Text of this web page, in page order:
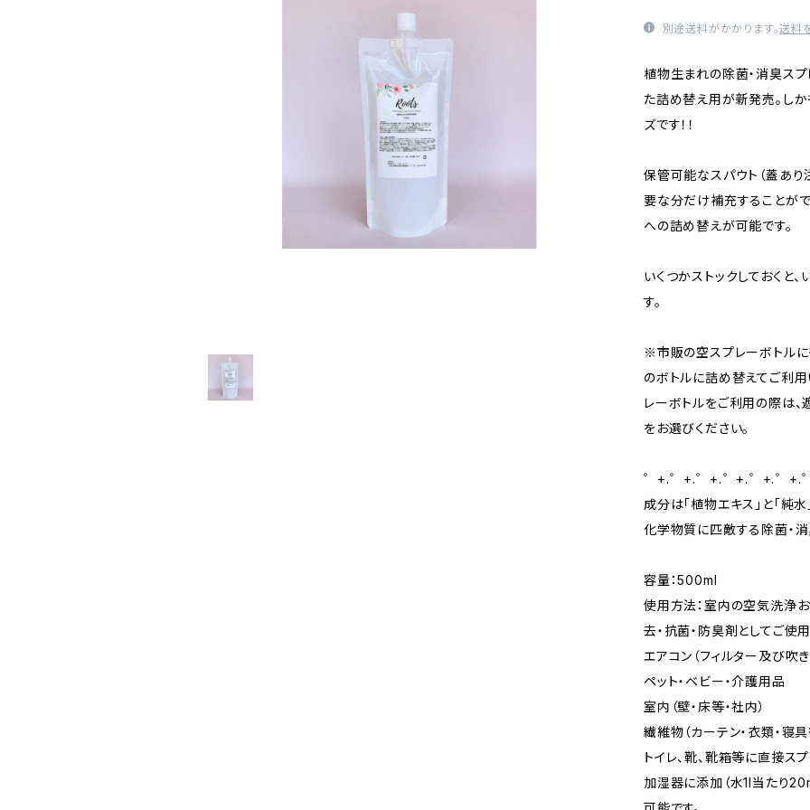
別途送料がかかります。送料
植物生まれの除菌・消臭ス
た詰め替え用が新発売。し
ズです！！
保管可能なスパウト（蓋あり
要な分だけ補充することが
への詰め替えが可能です。
いくつかストックしておくと
す。
※市販の空スプレーボトル
のボトルに詰め替えてご利
レーボトルをご利用の際は、
をお選びください。
゜+.――゜+.――゜+.――゜+.――゜+.――゜+.――
成分は「植物エキス」と「純
化学物質に匹敵する除菌・
容量：500ml
使用方法：室内の空気洗浄
去・抗菌・防臭剤としてご使
エアコン（フィルター及び吹
ペット・ベビー・介護用品
室内（壁・床等・社内）
繊維物（カーテン・衣類・寝具
トイレ、靴、靴箱等に直接ス
加湿器に添加（水1l当たり